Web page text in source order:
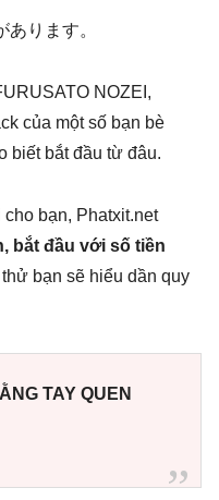
ります。
NOZEI,
của một số bạn bè
biết bắt đầu từ đâu.
bạn, Phatxit.net
bắt đầu với số tiền
bạn sẽ hiểu dần quy
TAY QUEN